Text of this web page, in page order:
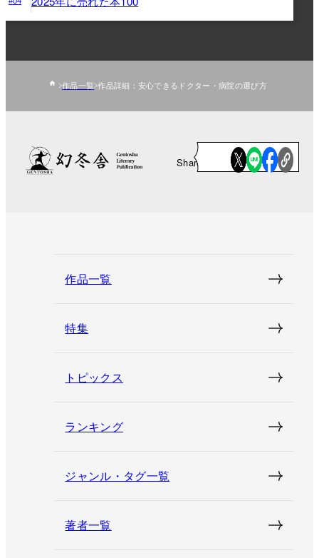
作品一覧 作品詳細：安心できるドクター・病院の選び方
Share
作品一覧
特集
トピックス
ランキング
ジャンル・タグ一覧
著者一覧